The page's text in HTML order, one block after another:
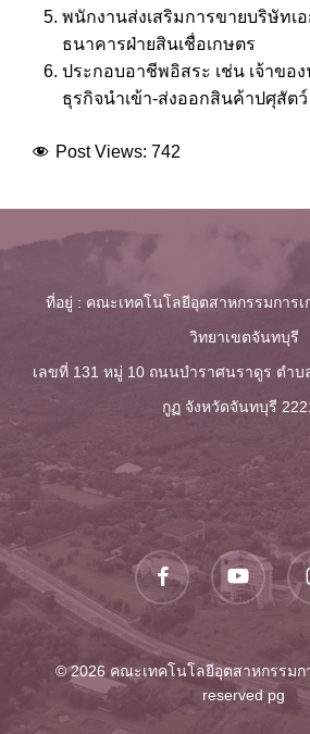
พนักงานส่งเสริมการขายบริษัทเ
ธนาคารฝ่ายสินเชื่อเกษตร
ประกอบอาชีพอิสระ เช่น เจ้าขอ
ธุรกิจนำเข้า-ส่งออกสินค้าปศุสัตว์
Post Views: 742
ที่อยู่ : คณะเทคโนโลยีอุตสาหกรรมการ
วิทยาเขตจันทบุรี
เลขที่ 131 หมู่ 10 ถนนบำราศนราดูร ตำบ
กูฏ จังหวัดจันทบุรี
facebook youtube
© 2026 คณะเทคโนโลยีอุตสาหกรรมก
reservedpg